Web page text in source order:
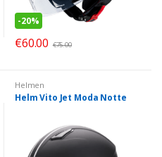
-20%
€60.00 €75.00
Helmen
Helm Vito Jet Moda Notte